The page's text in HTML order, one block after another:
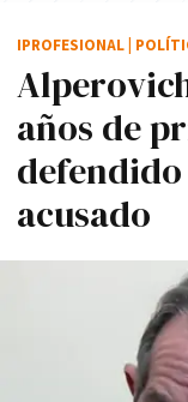
años de
acusado
IPROFESIONAL